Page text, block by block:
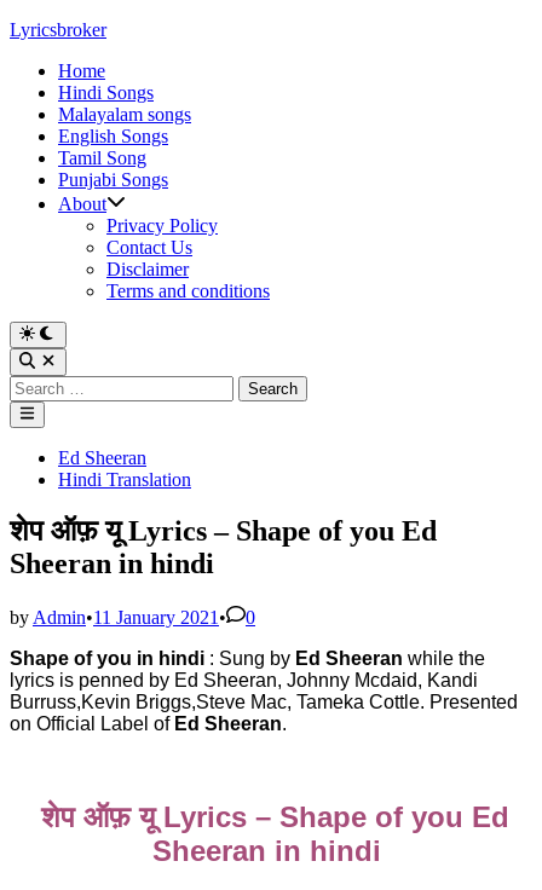
Skip
content
Lyricsbroker
Home
Hindi Songs
Malayalam songs
English Songs
Tamil Song
Punjabi Songs
About
Privacy Policy
Contact Us
Disclaimer
Terms and conditions
Switch
to
dark
mode
Open
Search
Search
for:
Main
Menu
PostedEd Sheeran
Hindi Translation
शेप ऑफ़ यू Lyrics – Shape of you Ed
Sheeran in hindi
by Admin•11 January 2021 •
0
Shape of you in hindi : Sung by Ed Sheeran while the
lyrics is penned by Ed Sheeran, Johnny Mcdaid, Kandi
Burruss,Kevin Briggs,Steve Mac, Tameka Cottle. Presented
on Official Label of Ed Sheeran.
शेप ऑफ़ यू Lyrics – Shape of you Ed
Sheeran in hindi